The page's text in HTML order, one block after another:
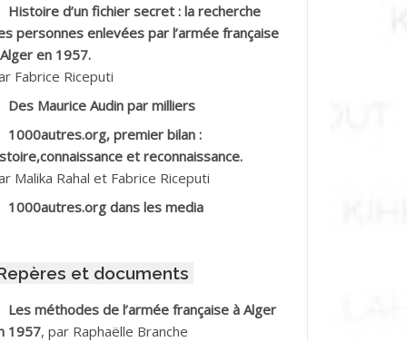
Mohamed ben Kaddour
Kouider
Ahmed dit le Coiffeur
Mohamed
Salah
M.*
Histoire d’un fichier secret : la recherche
personnes enlevées par l’armée française
en 1957.
Fabrice Riceputi
Des Maurice Audin par milliers
1000autres.org, premier bilan :
et reconnaissance.
Malika Rahal et Fabrice Riceputi
1000autres.org dans les media
et documents
Les méthodes de l’armée française à Alger
1957, par Raphaëlle Branche